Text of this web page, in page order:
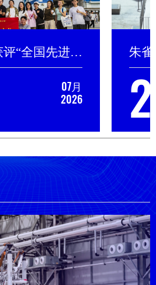
蓝箭航天党委获评“全国先进基层党组织”称号
07月
2026